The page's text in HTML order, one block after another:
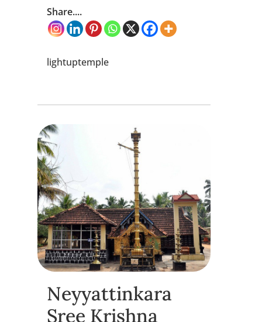
Share....
lightuptemple
Neyyattinkara
Sree Krishna